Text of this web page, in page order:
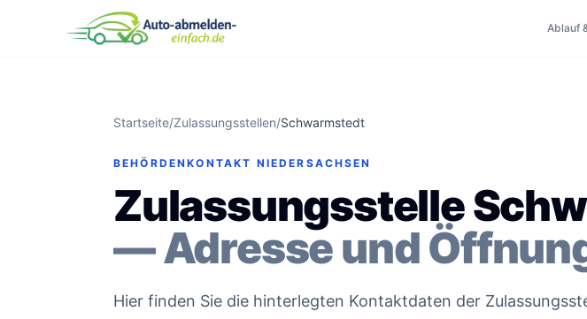
Ablauf
Startseite/Zulassungsstellen/Schwarmstedt
BEHÖRDENKONTAKT NIEDERSACHSEN
Zulassungsstelle
— Adresse und
Hier finden Sie die hinterlegten Kontaktdaten der